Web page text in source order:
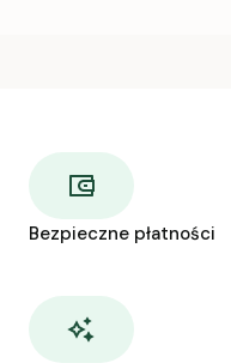
Bezpieczne płatności